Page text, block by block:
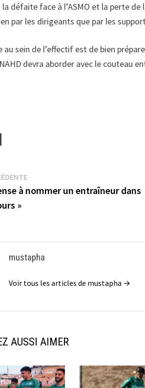
défaite face à l’ASMO et la perte
par les dirigeants que par les
au sein de l’effectif est de bien
devra aborder avec le couteau
Publication
précédente :
à nommer un entraîneur dans
»
mustapha
Voir tous les articles de mustapha →
AUSSI AIMER